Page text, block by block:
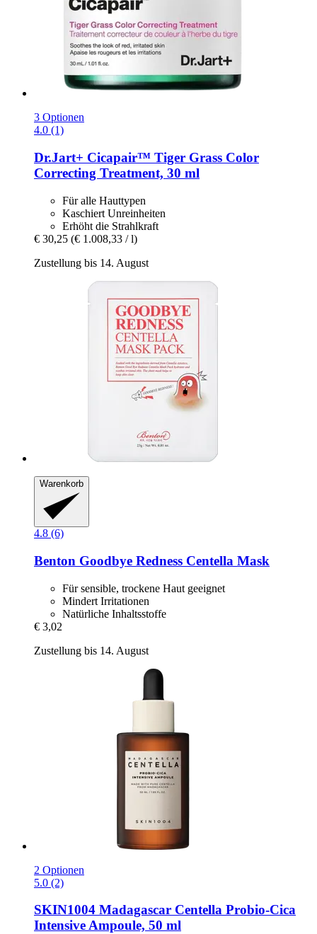
3 Optionen
4.0 (1)
Dr.Jart+ Cicapair™ Tiger Grass Color
Correcting Treatment, 30 ml
Für alle Hauttypen
Kaschiert Unreinheiten
Erhöht die Strahlkraft
€ 30,25 (€ 1.008,33 / l)
Zustellung bis 14. August
Warenkorb
4.8 (6)
Benton Goodbye Redness Centella Mask
Für sensible, trockene Haut geeignet
Mindert Irritationen
Natürliche Inhaltsstoffe
€ 3,02
Zustellung bis 14. August
2 Optionen
5.0 (2)
SKIN1004 Madagascar Centella Probio-​Cica
Intensive Ampoule, 50 ml